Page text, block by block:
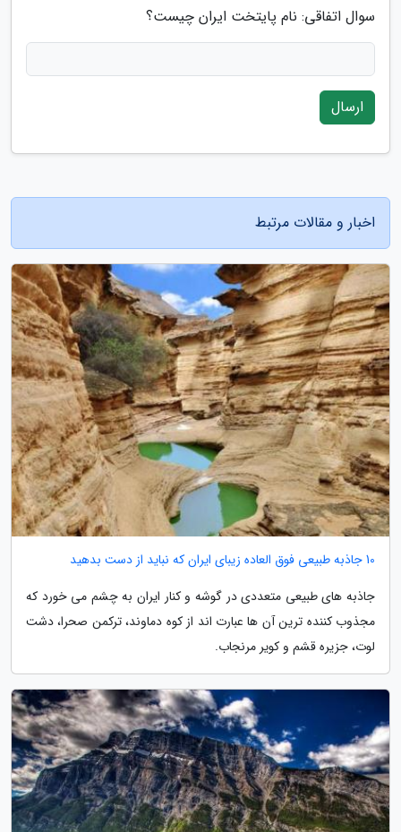
سوال اتفاقی: نام پایتخت ایران چیست؟
ارسال
اخبار و مقالات مرتبط
10 جاذبه طبیعی فوق العاده زیبای ایران که نباید از دست بدهید
جاذبه های طبیعی متعددی در گوشه و کنار ایران به چشم می خورد که
مجذوب کننده ترین آن ها عبارت اند از کوه دماوند، ترکمن صحرا، دشت
لوت، جزیره قشم و کویر مرنجاب.